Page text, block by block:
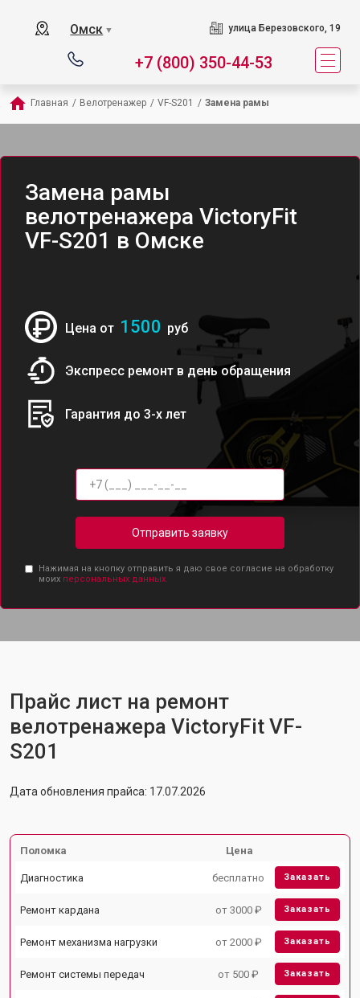
Омск ▼ улица Березовского, 19
+7 (800) 350-44-53
Главная / Велотренажер / VF-S201 / Замена рамы
Замена рамы
велотренажера VictoryFit
VF-S201 в Омске
Цена от 1500 руб
Экспресс ремонт в день обращения
Гарантия до 3-х лет
Отправить заявку
Нажимая на кнопку отправить я даю свое согласие на обработку
моих персональных данных.
Прайс лист на ремонт
велотренажера VictoryFit VF-
S201
Дата обновления прайса: 17.07.2026
Поломка Цена
Диагностика бесплатно Заказать
Ремонт кардана от 3000 ₽ Заказать
Ремонт механизма нагрузки от 2000 ₽ Заказать
Ремонт системы передач от 500 ₽ Заказать